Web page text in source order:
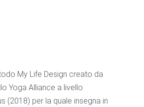
My Life Design creato da
Yoga Alliance a livello
(2018) per la quale insegna in